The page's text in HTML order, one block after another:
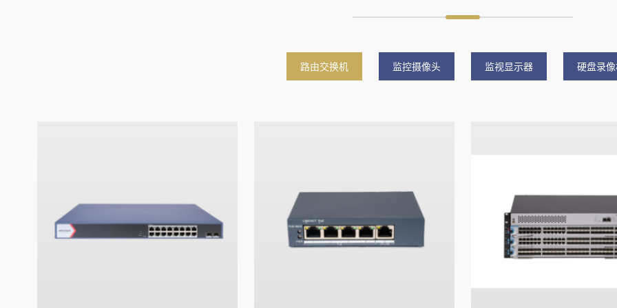
路由交换机 监控摄像头 监视显示器 硬盘录